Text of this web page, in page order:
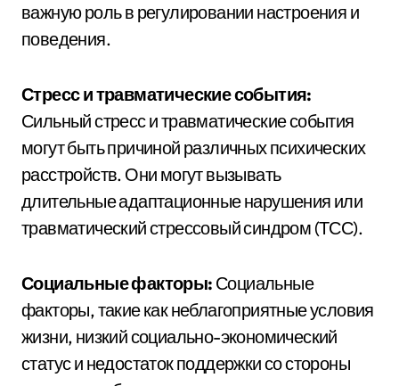
важную роль в регулировании настроения и
поведения.
Стресс и травматические события:
Сильный стресс и травматические события
могут быть причиной различных психических
расстройств. Они могут вызывать
длительные адаптационные нарушения или
травматический стрессовый синдром (ТСС).
Социальные факторы: Социальные
факторы, такие как неблагоприятные условия
жизни, низкий социально-экономический
статус и недостаток поддержки со стороны